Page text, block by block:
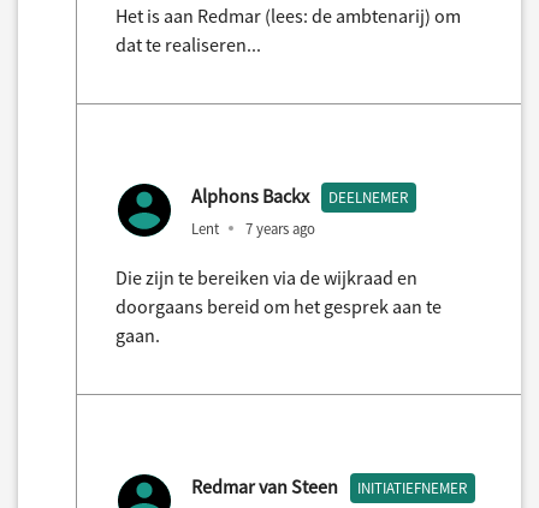
Het is aan Redmar (lees: de ambtenarij) om
dat te realiseren...
Alphons Backx DEELNEMER
Lent 7 years ago
Die zijn te bereiken via de wijkraad en
doorgaans bereid om het gesprek aan te
gaan.
Redmar van Steen INITIATIEFNEMER